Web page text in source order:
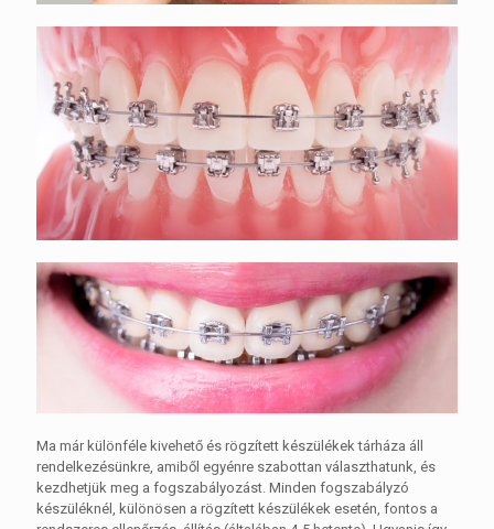
Ma már különféle kivehető és rögzített készülékek tárháza áll
rendelkezésünkre, amiből egyénre szabottan választhatunk, és
kezdhetjük meg a fogszabályozást. Minden fogszabályzó
készüléknél, különösen a rögzített készülékek esetén, fontos a